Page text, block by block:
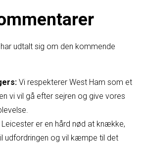
udtalt sig om den kommende
Vi respekterer West Ham som et
vi vil gå efter sejren og give vores
Leicester er en hård nød at knække,
udfordringen og vil kæmpe til det